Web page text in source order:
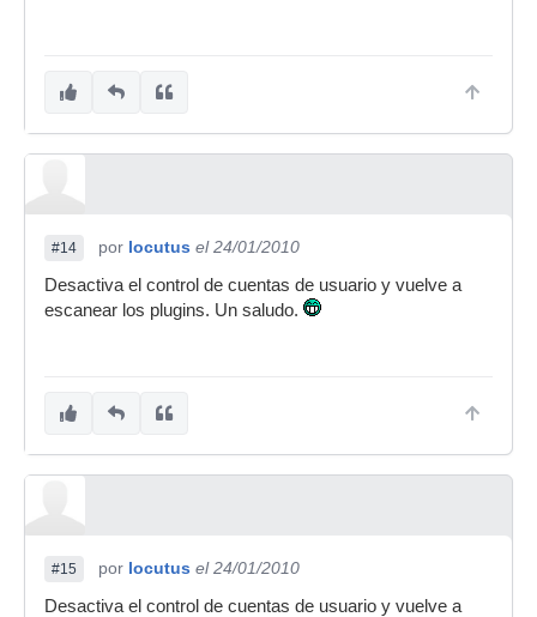
#14 por locutus el 24/01/2010
Desactiva el control de cuentas de usuario y vuelve a
escanear los plugins. Un saludo.
#15 por locutus el 24/01/2010
Desactiva el control de cuentas de usuario y vuelve a